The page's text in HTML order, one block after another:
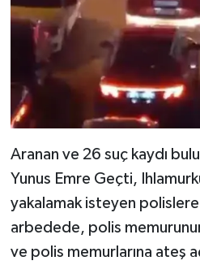
Aranan ve 26 suç kaydı
Yunus Emre Geçti,
yakalamak isteyen
arbedede, polis
ve polis memurlarına ateş